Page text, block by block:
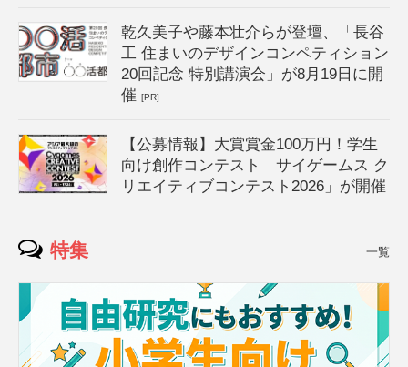
乾久美子や藤本壮介らが登壇、「長谷
工 住まいのデザインコンペティション
20回記念 特別講演会」が8月19日に開
催[PR]
【公募情報】大賞賞金100万円！学生
向け創作コンテスト「サイゲームス ク
リエイティブコンテスト2026」が開催
特集 一覧